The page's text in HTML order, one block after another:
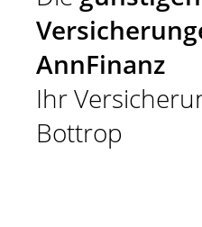
AnnFinanz
Ihr
Bottrop